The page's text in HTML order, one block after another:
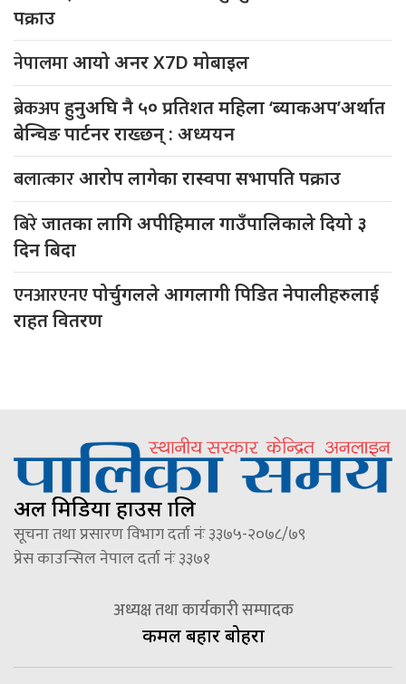
पक्राउ
नेपालमाआयो अनर X7D मोबाइल
ब्रेकअपहुनुअघि नै ५० प्रतिशत महिला ‘ब्याकअप’अर्थात
बेन्चिङ पार्टनर राख्छन् : अध्ययन
बलात्कारआरोप लागेका रास्वपा सभापति पक्राउ
बिरेजातका लागि अपीहिमाल गाउँपालिकाले दियो ३
दिन बिदा
एनआरएनएपोर्चुगलले आगलागी पिडित नेपालीहरुलाई
राहत वितरण
अल मिडिया हाउस प्रालि
सूचना तथा प्रसारण विभाग दर्ता नंः ३३७५-२०७८/७९
प्रेस काउन्सिल नेपाल दर्ता नंः ३३७१
अध्यक्ष तथा कार्यकारी सम्पादक
कमल बहादुर बोहरा